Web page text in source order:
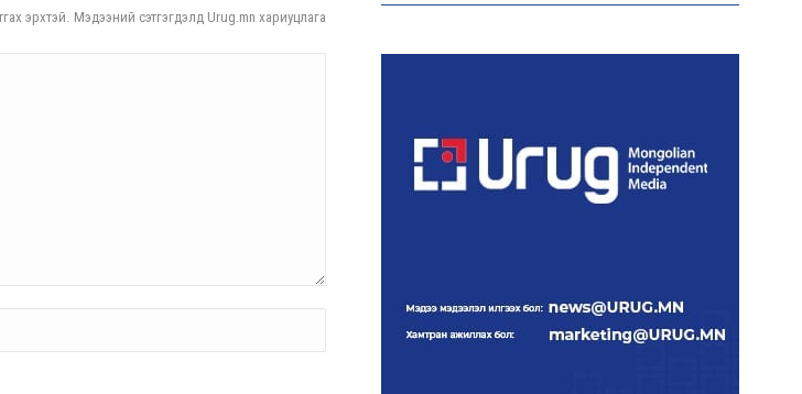
эрхтэй. Мэдээний сэтгэгдэлд Urug.mn хариуцлага
үзүүлжээ
Meta компанийг 567 сая